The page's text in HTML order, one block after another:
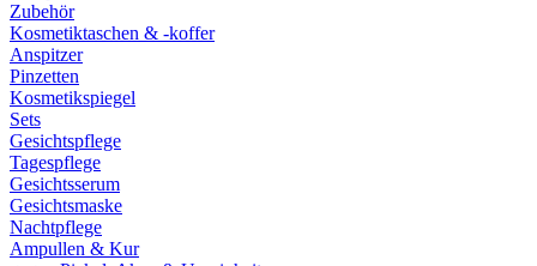
Zubehör
Kosmetiktaschen & -koffer
Anspitzer
Pinzetten
Kosmetikspiegel
Sets
Gesichtspflege
Tagespflege
Gesichtsserum
Gesichtsmaske
Nachtpflege
Ampullen & Kur